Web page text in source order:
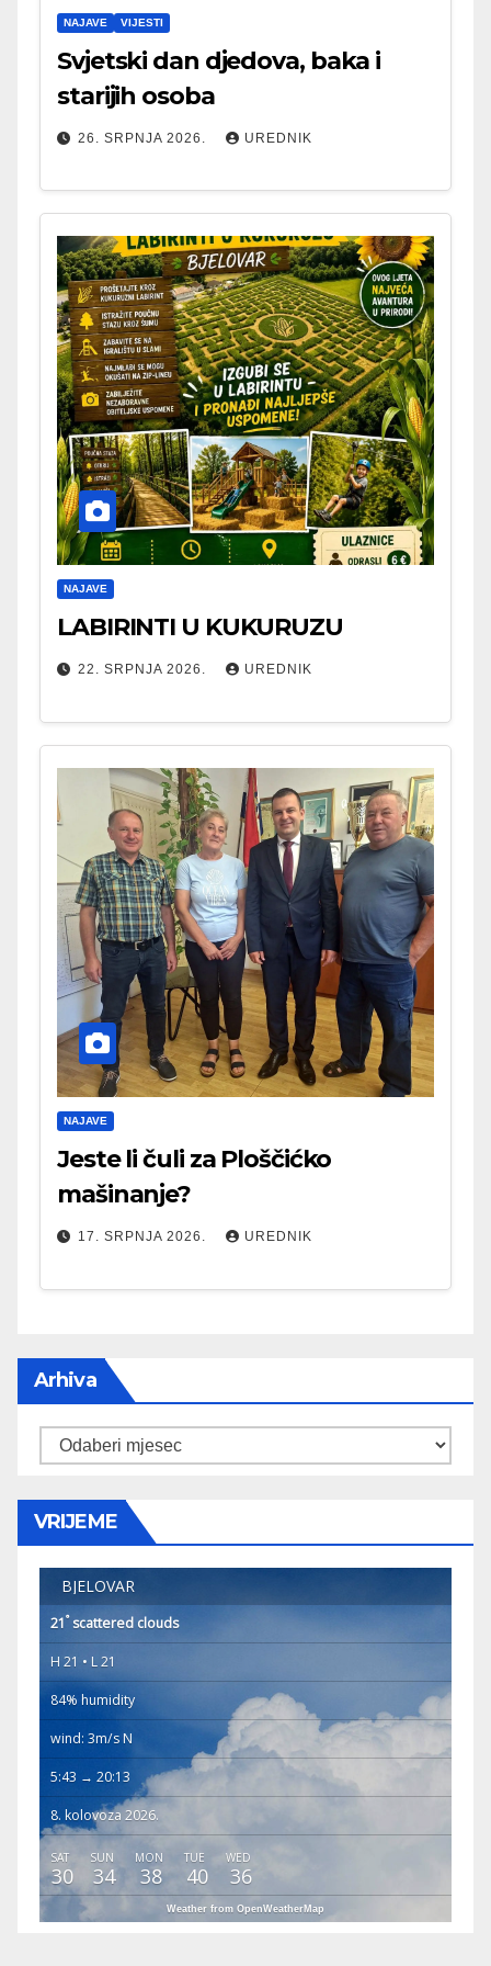
NAJAVE VIJESTI
Svjetski dan djedova, baka i
starijih osoba
26. SRPNJA 2026. UREDNIK
NAJAVE
LABIRINTI U KUKURUZU
22. SRPNJA 2026. UREDNIK
NAJAVE
Jeste li čuli za Ploščićko
mašinanje?
17. SRPNJA 2026. UREDNIK
Arhiva
Arhiva
VRIJEME
BJELOVAR
21°scattered clouds
H 21 • L 21
84% humidity
wind: 3m/s N
5:43 → 20:13
8. kolovoza 2026.
SAT
30
SUN
34
MON
38
TUE
40
WED
36
Weather from OpenWeatherMap